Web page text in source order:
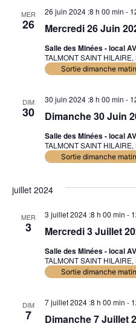
MER
26 Mercredi 26 Juin
26 juin 2024 :8 h 00 min -
Salle des Minées - local
TALMONT SAINT HILAIRE,
Sortie dimanche matin
DIM
30 Dimanche 30 Juin
30 juin 2024 :8 h 00 min -
Salle des Minées - local
TALMONT SAINT HILAIRE,
Sortie dimanche matin
juillet 2024
MER
3 Mercredi 3 Juillet
3 juillet 2024 :8 h 00 min -
Salle des Minées - local
TALMONT SAINT HILAIRE,
Sortie dimanche matin
DIM
7 Dimanche 7 Juillet
7 juillet 2024 :8 h 00 min -